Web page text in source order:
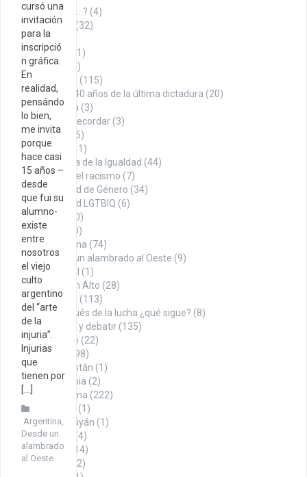
cursó una
invitación
para la
inscripció
n gráfica.
En
realidad,
pensándo
lo bien,
me invita
porque
hace casi
15 años –
desde
que fui su
alumno-
existe
entre
nosotros
el viejo
culto
argentino
del “arte
de la
injuria”.
Injurias
que
tienen por
[…]
Argentina,
Desde un
alambrado
al Oeste
¿Sabías que…? (4)
Aniversario
(32)
Armenia
Cita del día
(1)
Cultura(144)
(115)
A 40 años de la última dictadura (20)
La Roca (3)
Datos para recordar (3)
Denuncia
(75)
Economía
(11)
En búsqueda de la Igualdad (44)
Contra el racismo (7)
Igualdad de Género (34)
Igualdad LGTBIQ (6)
Noticias
(100)
Opinión
(260)
Con firma (74)
Desde un alambrado al Oeste (9)
Editorial
(1)
Puño en Alto (28)
Tábano
(113)
Y después de la lucha ¿qué sigue? (8)
Para pensar y debatir (135)
Sindicalismo (22)
Territorio
(498)
Afganistán (1)
Alemania (2)
Argentina (222)
(1)
Azerbaiyán (1)
Bolivia
(4)
Brasil
(14)
Chile
(12)